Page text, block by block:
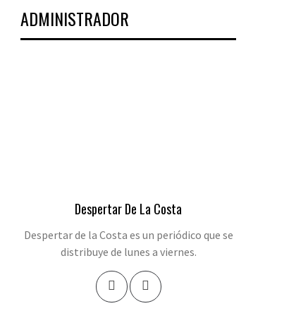
ADMINISTRADOR
Despertar De La Costa
Despertar de la Costa es un periódico que se
distribuye de lunes a viernes.